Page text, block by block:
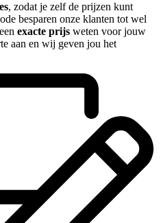
, zodat je zelf de prijzen kunt
besparen onze klanten tot wel
exacte prijs weten voor jouw
aan en wij geven jou het